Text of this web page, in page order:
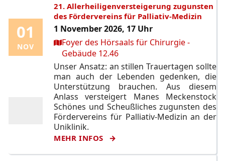
01
NOV
01
NOV
21. Allerheiligenversteigerung zugunsten
des Fördervereins für Palliativ-Medizin
1 November 2026, 17 Uhr
Ort:Foyer des Hörsaals für Chirurgie -
Gebäude 12.46
Unser Ansatz: an stillen Trauertagen sollte
man auch der Lebenden gedenken, die
Unterstützung brauchen. Aus diesem
Anlass versteigert Manes Meckenstock
Schönes und Scheußliches zugunsten des
Fördervereins für Palliativ-Medizin an der
Uniklinik.
MEHR INFOS